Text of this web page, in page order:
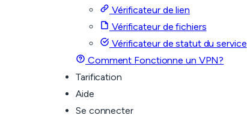
Vérificateur de lien
Vérificateur de fichiers
Vérificateur de statut du service
Comment Fonctionne un VPN?
Tarification
Aide
Se connecter